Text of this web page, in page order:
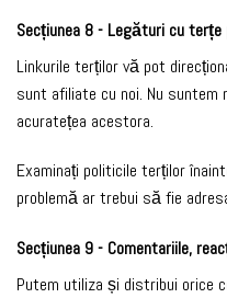
Secțiunea 8 - Legături cu
Linkurile terților vă pot
sunt afiliate cu noi. Nu suntem
acuratețea acestora.
Examinați politicile terților
problemă ar trebui să fie
Secțiunea 9 - Comentariile,
Putem utiliza și distribui orice